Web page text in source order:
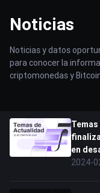
Noticias
Noticias y datos
para conocer la
criptomonedas y
en
2024-